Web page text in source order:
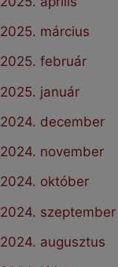
2025. március
2025. február
2025. január
2024. december
2024. november
2024. október
2024. szeptember
2024. augusztus